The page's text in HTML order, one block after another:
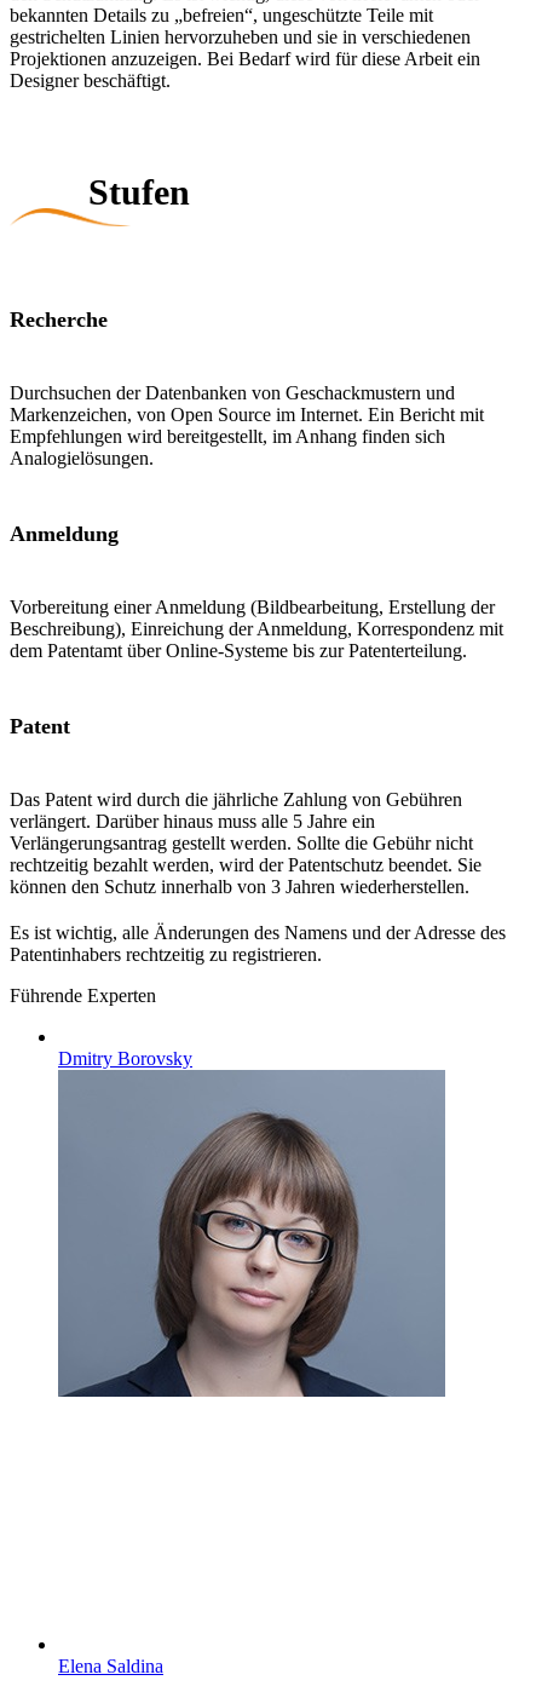
bekannten Details zu „befreien“, ungeschützte Teile mit
gestrichelten Linien hervorzuheben und sie in verschiedenen
Projektionen anzuzeigen. Bei Bedarf wird für diese Arbeit ein
Designer beschäftigt.
Stufen
Recherche
Durchsuchen der Datenbanken von Geschackmustern und
Markenzeichen, von Open Source im Internet. Ein Bericht mit
Empfehlungen wird bereitgestellt, im Anhang finden sich
Analogielösungen.
Anmeldung
Vorbereitung einer Anmeldung (Bildbearbeitung, Erstellung der
Beschreibung), Einreichung der Anmeldung, Korrespondenz mit
dem Patentamt über Online-Systeme bis zur Patenterteilung.
Patent
Das Patent wird durch die jährliche Zahlung von Gebühren
verlängert. Darüber hinaus muss alle 5 Jahre ein
Verlängerungsantrag gestellt werden. Sollte die Gebühr nicht
rechtzeitig bezahlt werden, wird der Patentschutz beendet. Sie
können den Schutz innerhalb von 3 Jahren wiederherstellen.
Es ist wichtig, alle Änderungen des Namens und der Adresse des
Patentinhabers rechtzeitig zu registrieren.
Führende Experten
Dmitry Borovsky
Elena Saldina